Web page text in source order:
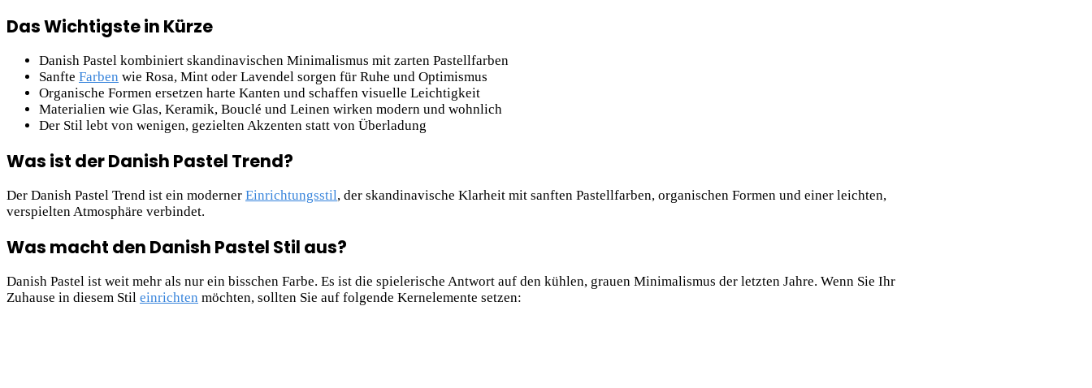
Das Wichtigste in Kürze
Danish Pastel kombiniert skandinavischen Minimalismus mit zarten Pastellfarben
Sanfte Farben wie Rosa, Mint oder Lavendel sorgen für Ruhe und Optimismus
Organische Formen ersetzen harte Kanten und schaffen visuelle Leichtigkeit
Materialien wie Glas, Keramik, Bouclé und Leinen wirken modern und wohnlich
Der Stil lebt von wenigen, gezielten Akzenten statt von Überladung
Was ist der Danish Pastel Trend?
Der Danish Pastel Trend ist ein moderner Einrichtungsstil, der skandinavische Klarheit mit sanften Pastellfarben, organischen Formen und einer leichten,
verspielten Atmosphäre verbindet.
Was macht den Danish Pastel Stil aus?
Danish Pastel ist weit mehr als nur ein bisschen Farbe. Es ist die spielerische Antwort auf den kühlen, grauen Minimalismus der letzten Jahre. Wenn Sie Ihr
Zuhause in diesem Stil einrichten möchten, sollten Sie auf folgende Kernelemente setzen: